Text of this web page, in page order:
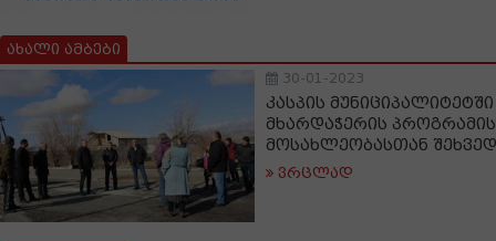
ახალი ამბები
30-01-2023
კასპის
მხარდაჭერის
მოსახლეობასთან
ვრცლად